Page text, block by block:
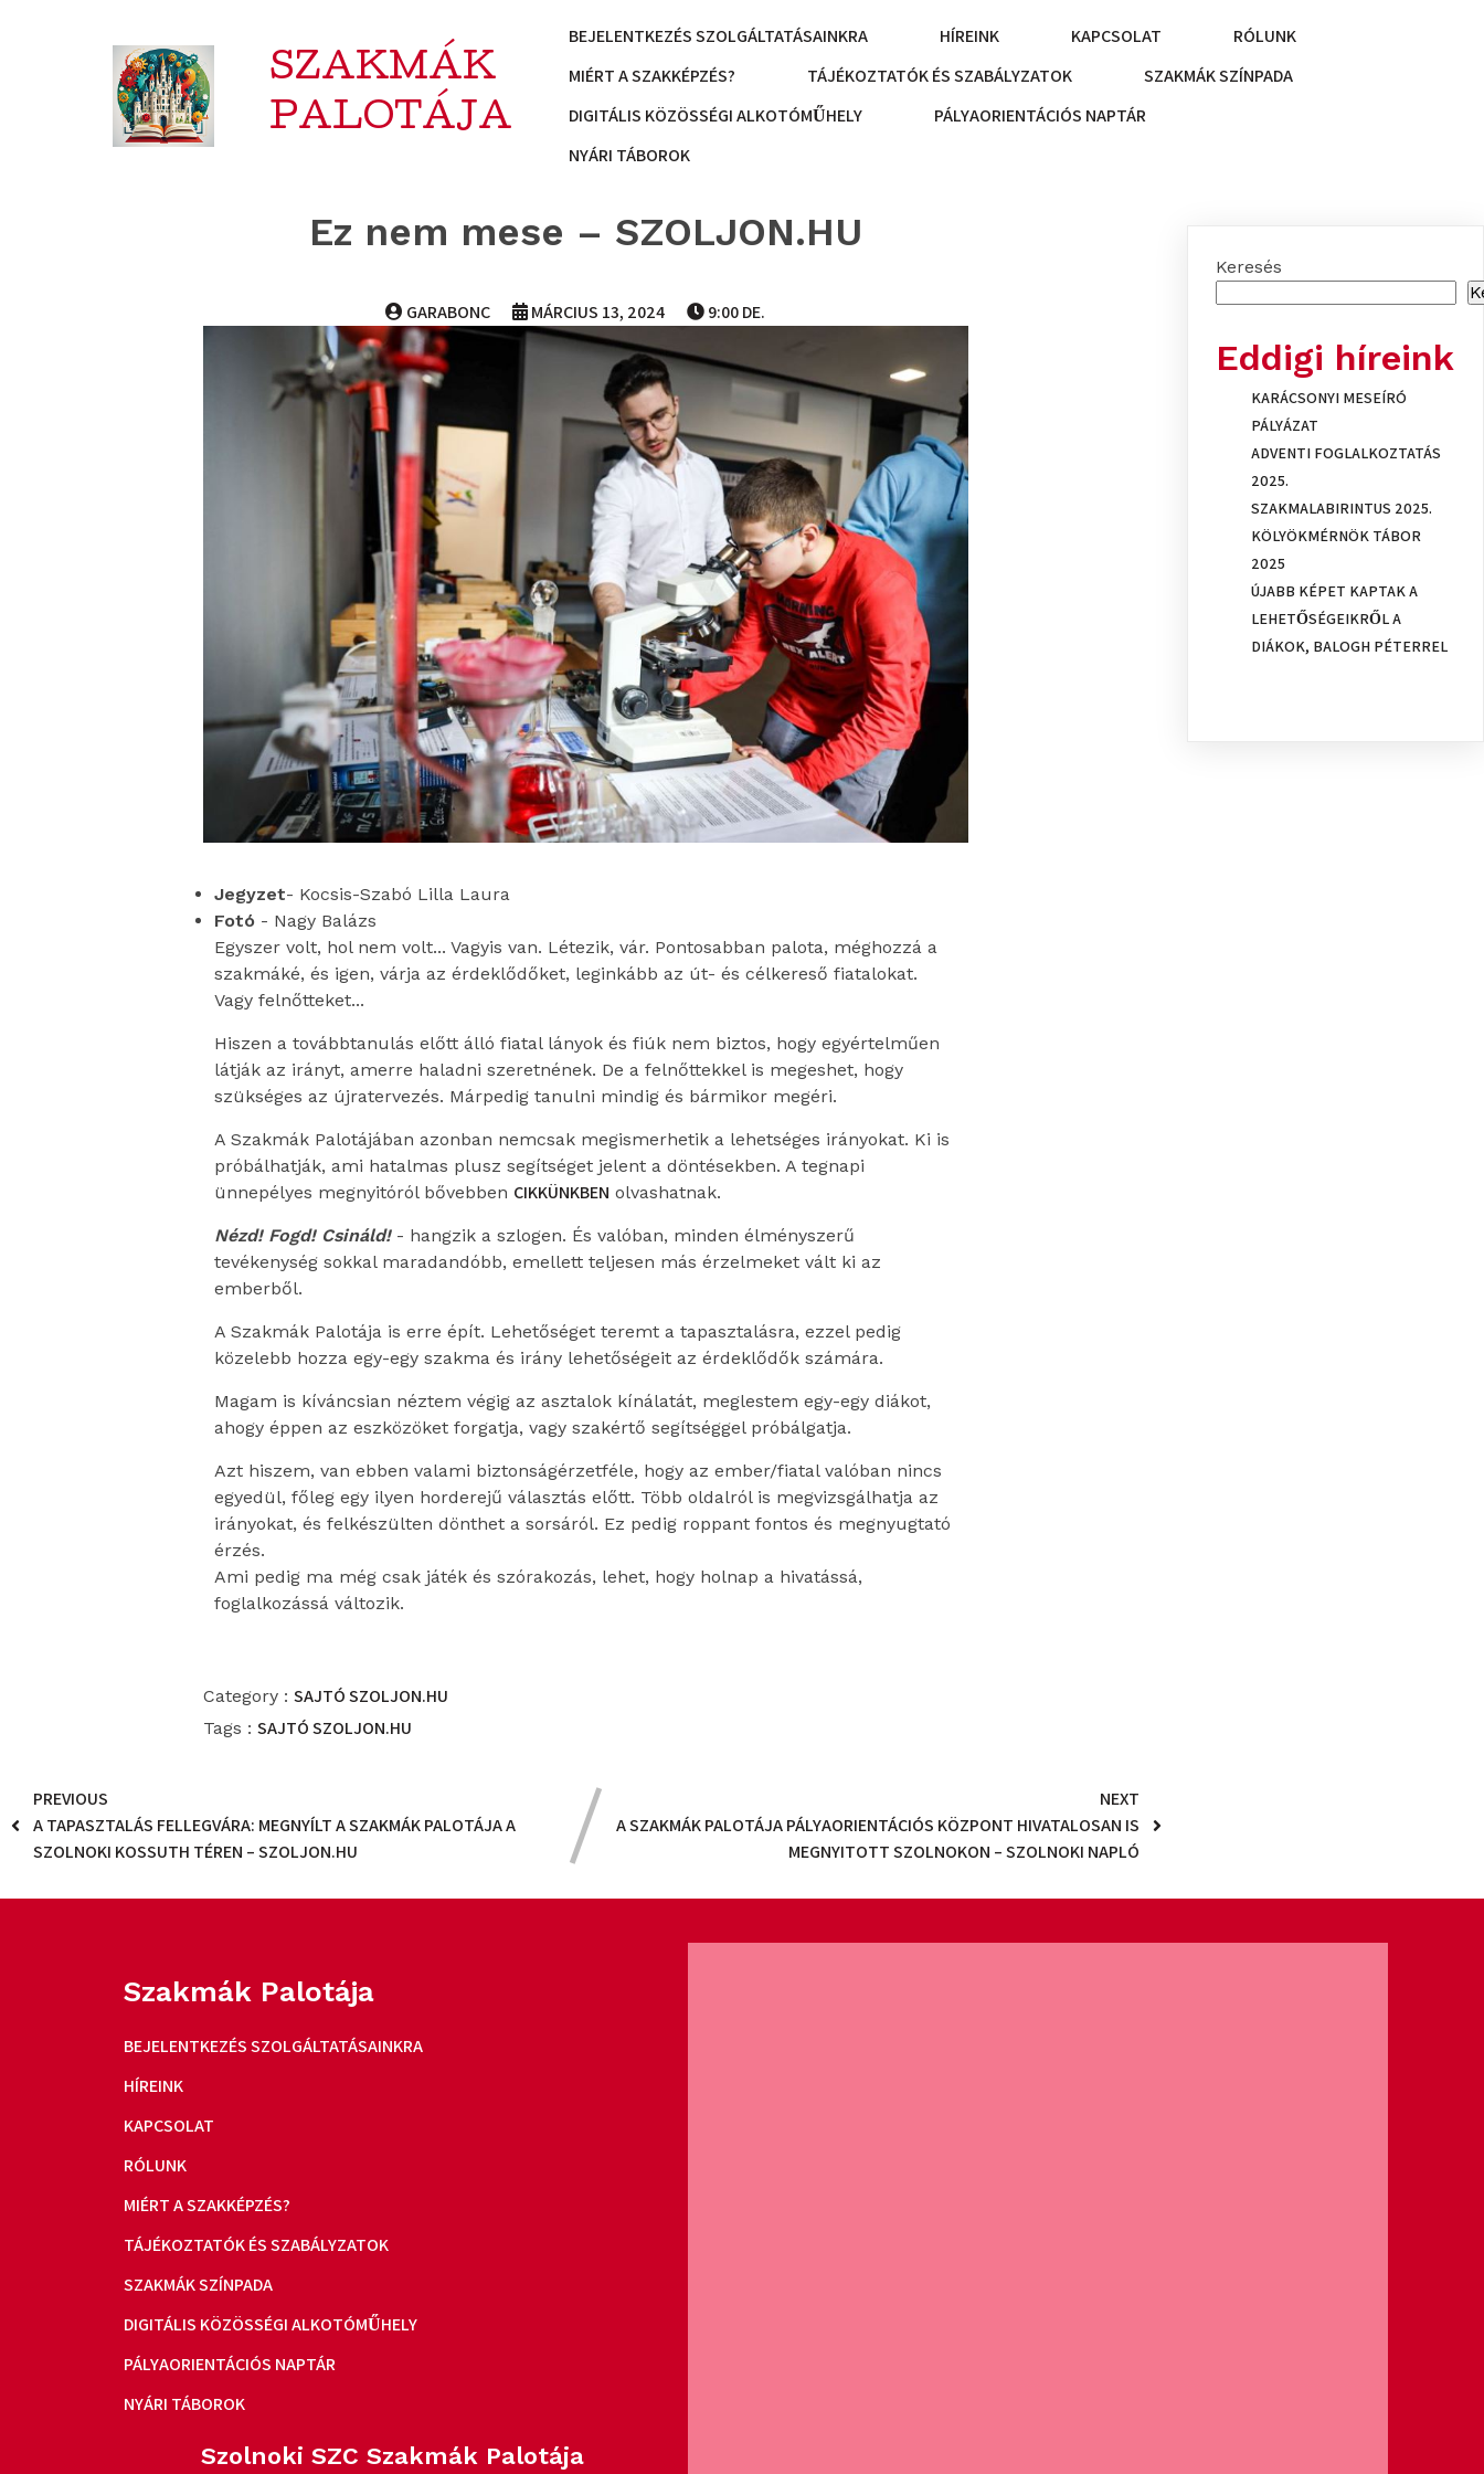
SZAKMÁK
PALOTÁJA
BEJELENTKEZÉS SZOLGÁLTATÁSAINKRA HÍREINK KAPCSOLAT
RÓLUNK
MIÉRT A SZAKKÉPZÉS?
TÁJÉKOZTATÓK ÉS SZABÁLYZATOK
SZAKMÁK SZÍNPADA
DIGITÁLIS KÖZÖSSÉGI ALKOTÓMŰHELY
PÁLYAORIENTÁCIÓS NAPTÁR
NYÁRI TÁBOROK
Ez nem mese – SZOLJON.HU
GARABONC MÁRCIUS 13, 2024 9:00 DE.
Jegyzet- Kocsis-Szabó Lilla Laura
Fotó - Nagy Balázs
Egyszer volt, hol nem volt... Vagyis van. Létezik, vár. Pontosabban palota, méghozzá a
szakmáké, és igen, várja az érdeklődőket, leginkább az út- és célkereső fiatalokat.
Vagy felnőtteket...
Hiszen a továbbtanulás előtt álló fiatal lányok és fiúk nem biztos, hogy egyértelműen
látják az irányt, amerre haladni szeretnének. De a felnőttekkel is megeshet, hogy
szükséges az újratervezés. Márpedig tanulni mindig és bármikor megéri.
A Szakmák Palotájában azonban nemcsak megismerhetik a lehetséges irányokat. Ki is
próbálhatják, ami hatalmas plusz segítséget jelent a döntésekben. A tegnapi
ünnepélyes megnyitóról bővebben CIKKÜNKBEN olvashatnak.
Nézd! Fogd! Csináld!- hangzik a szlogen. És valóban, minden élményszerű
tevékenység sokkal maradandóbb, emellett teljesen más érzelmeket vált ki az
emberből.
A Szakmák Palotája is erre épít. Lehetőséget teremt a tapasztalásra, ezzel pedig
közelebb hozza egy-egy szakma és irány lehetőségeit az érdeklődők számára.
Magam is kíváncsian néztem végig az asztalok kínálatát, meglestem egy-egy diákot,
ahogy éppen az eszközöket forgatja, vagy szakértő segítséggel próbálgatja.
Azt hiszem, van ebben valami biztonságérzetféle, hogy az ember/fiatal valóban nincs
egyedül, főleg egy ilyen horderejű választás előtt. Több oldalról is megvizsgálhatja az
irányokat, és felkészülten dönthet a sorsáról. Ez pedig roppant fontos és megnyugtató
érzés.
Ami pedig ma még csak játék és szórakozás, lehet, hogy holnap a hivatássá,
foglalkozássá változik.
Category : SAJTÓSZOLJON.HU
Tags : SAJTÓSZOLJON.HU
PREVIOUS
A TAPASZTALÁS FELLEGVÁRA: MEGNYÍLT A SZAKMÁK PALOTÁJA A
SZOLNOKI KOSSUTH TÉREN – SZOLJON.HU
NEXT
A SZAKMÁK PALOTÁJA PÁLYAORIENTÁCIÓS KÖZPONT HIVATALOSAN IS
MEGNYITOTT SZOLNOKON – SZOLNOKI NAPLÓ
Keresés
Eddigi híreink
KARÁCSONYI MESEÍRÓ
PÁLYÁZAT
ADVENTI FOGLALKOZTATÁS
2025.
SZAKMALABIRINTUS 2025.
KÖLYÖKMÉRNÖK TÁBOR
2025
ÚJABB KÉPET KAPTAK A
LEHETŐSÉGEIKRŐL A
DIÁKOK, BALOGH PÉTERREL
Szakmák Palotája
BEJELENTKEZÉS SZOLGÁLTATÁSAINKRA
HÍREINK
KAPCSOLAT
RÓLUNK
MIÉRT A SZAKKÉPZÉS?
TÁJÉKOZTATÓK ÉS SZABÁLYZATOK
SZAKMÁK SZÍNPADA
DIGITÁLIS KÖZÖSSÉGI ALKOTÓMŰHELY
PÁLYAORIENTÁCIÓS NAPTÁR
NYÁRI TÁBOROK
Szolnoki SZC Szakmák Palotája